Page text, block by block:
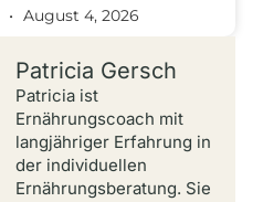
August 4, 2026
Patricia Gersch
Patricia ist
Ernährungscoach mit
langjähriger Erfahrung in
der individuellen
Ernährungsberatung. Sie